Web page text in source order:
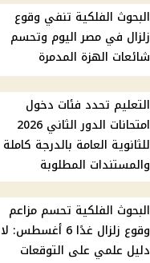
البحوث الفلكية تنفي وقوع
زلزال في مصر اليوم وتحسم
شائعات الهزة المدمرة
التعليم تحدد فئات دخول
امتحانات الدور الثاني 2026
للثانوية العامة بالدرجة كاملة
والمستندات المطلوبة
البحوث الفلكية تحسم مزاعم
وقوع زلزال غدًا 6 أغسطس: لا
دليل علمي على التوقعات